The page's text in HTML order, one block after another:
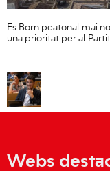
Es Born peatonal mai
una prioritat per al
Webs